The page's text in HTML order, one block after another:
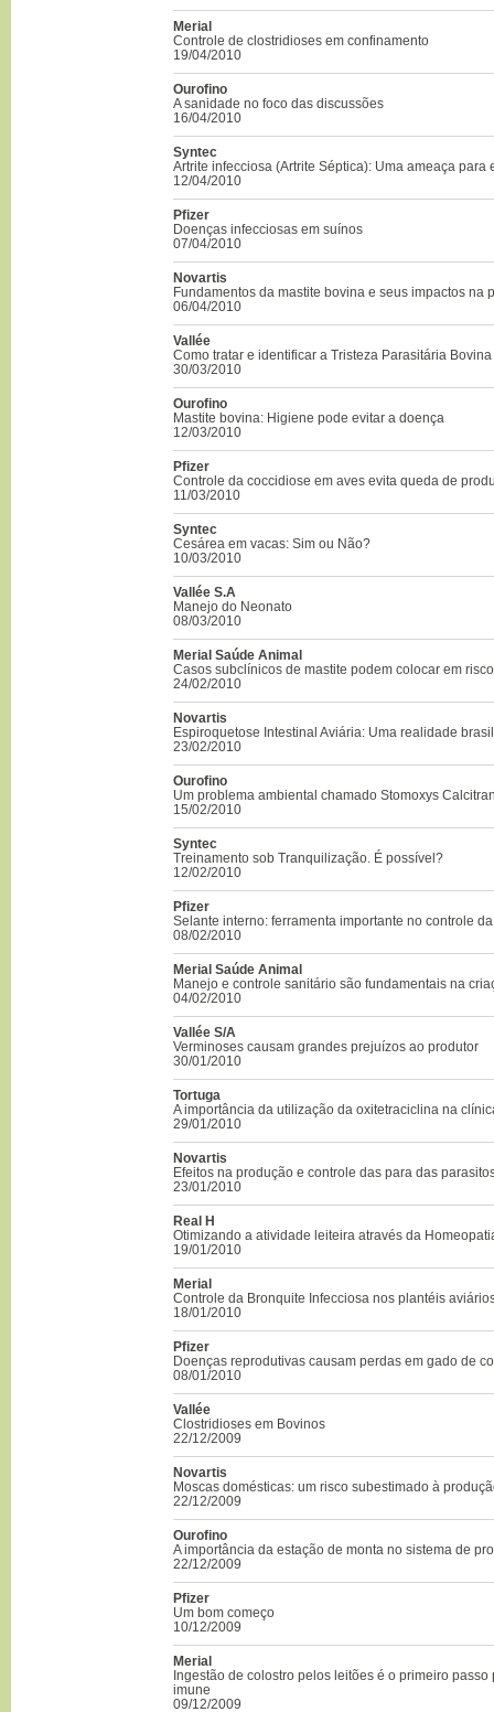
Merial
Controle de clostridioses em confinamento
19/04/2010
Ourofino
A sanidade no foco das discussões
16/04/2010
Syntec
Artrite infecciosa (Artrite Séptica): Uma ameaça para
12/04/2010
Pfizer
Doenças infecciosas em suínos
07/04/2010
Novartis
Fundamentos da mastite bovina e seus impactos na
06/04/2010
Vallée
Como tratar e identificar a Tristeza Parasitária Bovina
30/03/2010
Ourofino
Mastite bovina: Higiene pode evitar a doença
12/03/2010
Pfizer
Controle da coccidiose em aves evita queda de
11/03/2010
Syntec
Cesárea em vacas: Sim ou Não?
10/03/2010
Vallée S.A
Manejo do Neonato
08/03/2010
Merial Saúde Animal
Casos subclínicos de mastite podem colocar em
24/02/2010
Novartis
Espiroquetose Intestinal Aviária: Uma realidade
23/02/2010
Ourofino
Um problema ambiental chamado Stomoxys
15/02/2010
Syntec
Treinamento sob Tranquilização. É possível?
12/02/2010
Pfizer
Selante interno: ferramenta importante no controle
08/02/2010
Merial Saúde Animal
Manejo e controle sanitário são fundamentais na
04/02/2010
Vallée S/A
Verminoses causam grandes prejuízos ao produtor
30/01/2010
Tortuga
A importância da utilização da oxitetraciclina na
29/01/2010
Novartis
Efeitos na produção e controle das para das
23/01/2010
Real H
Otimizando a atividade leiteira através da
19/01/2010
Merial
Controle da Bronquite Infecciosa nos plantéis
18/01/2010
Pfizer
Doenças reprodutivas causam perdas em gado de
08/01/2010
Vallée
Clostridioses em Bovinos
22/12/2009
Novartis
Moscas domésticas: um risco subestimado à
22/12/2009
Ourofino
A importância da estação de monta no sistema de
22/12/2009
Pfizer
Um bom começo
10/12/2009
Merial
Ingestão de colostro pelos leitões é o primeiro
imune
09/12/2009